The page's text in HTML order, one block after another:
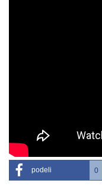
podeli 0